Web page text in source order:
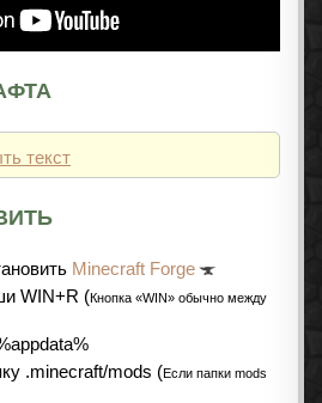
текст
Minecraft Forge
WIN+R (Кнопка «WIN» обычно между
.minecraft/mods (Если папки mods